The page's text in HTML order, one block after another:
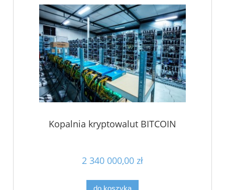
Kopalnia kryptowalut BITCOIN
2 340 000,00 zł
do koszyka